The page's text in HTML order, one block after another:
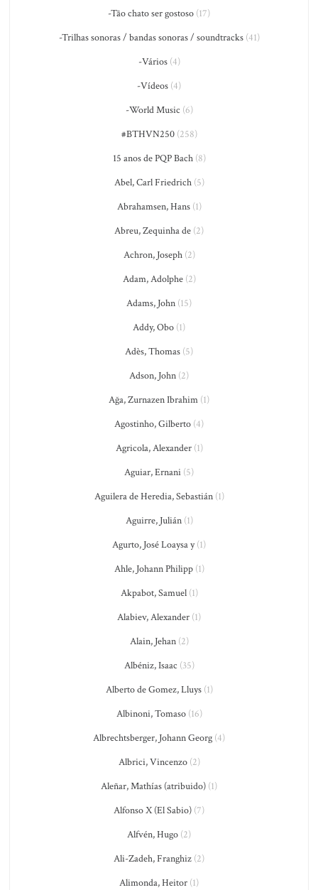
-Tão chato ser gostoso (17)
-Trilhas sonoras / bandas sonoras / soundtracks(41)
-Vários(4)
-Vídeos (4)
-World Music (6)
#BTHVN250(258)
15 anos de PQP Bach(8)
Abel, Carl Friedrich(5)
Abrahamsen, Hans(1)
Abreu, Zequinha de (2)
Achron, Joseph(2)
Adam, Adolphe(2)
Adams, John (15)
Addy, Obo (1)
Adès, Thomas (5)
Adson, John (2)
Ağa, Zurnazen Ibrahim (1)
Agostinho, Gilberto (4)
Agricola, Alexander(1)
Aguiar, Ernani (5)
Aguilera de Heredia, Sebastián(1)
Aguirre, Julián(1)
Agurto, José Loaysa y(1)
Ahle, Johann Philipp(1)
Akpabot, Samuel(1)
Alabiev, Alexander (1)
Alain, Jehan(2)
Albéniz, Isaac (35)
Alberto de Gomez, Lluys(1)
Albinoni, Tomaso(16)
Albrechtsberger, Johann Georg (4)
Albrici, Vincenzo(2)
Aleñar, Mathías (atribuido) (1)
Alfonso X (El Sabio) (7)
Alfvén, Hugo (2)
Ali-Zadeh, Franghiz (2)
Alimonda, Heitor (1)